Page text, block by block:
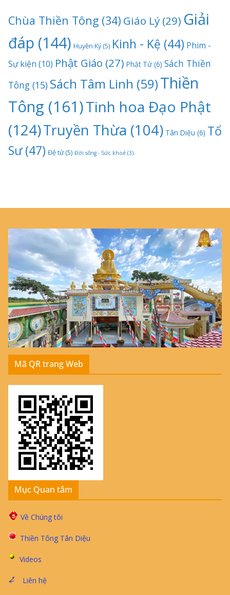
Chùa Thiền Tông (34) Giáo Lý (29) Giải
đáp (144) Huyền Ký(5) Kinh - Kệ (44) Phim -
Sự kiện (10) Phật Giáo (27) Phật Tử(6) Sách Thiền
Tông (15) Sách Tâm Linh (59)Thiền
Tông (161)Tinh hoa Đạo Phật
(124)Truyền Thừa (104) Tân Diệu (6) Tổ
Sư(47) Đệ tử(5) Đời sống - Sức khoẻ (3)
Mã QR trang Web
Mục Quan tâm
Về Chúng tôi
Thiền Tông Tân Diệu
Videos
Liên hệ